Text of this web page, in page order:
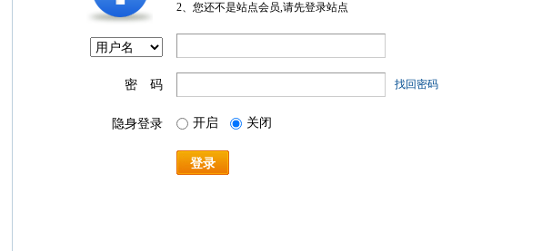
2、您还不是站点会员,请先登录站点
密 码 找回密码
隐身登录 开启 关闭
登录